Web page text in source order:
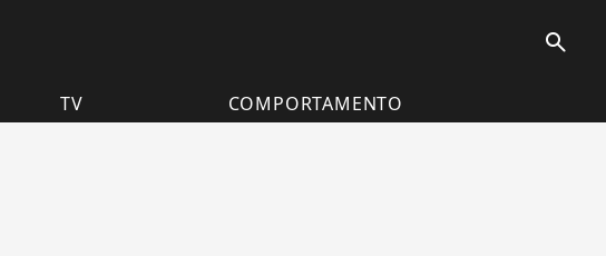
search
TV COMPORTAMENTO